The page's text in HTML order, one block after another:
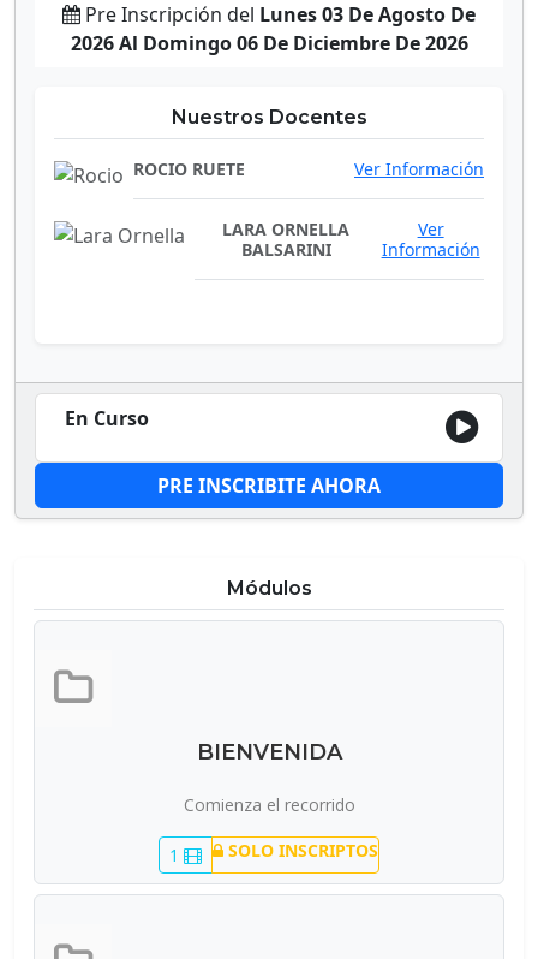
Pre Inscripción del Lunes 03 De Agosto De
2026 Al Domingo 06 De Diciembre De 2026
Nuestros Docentes
ROCIO RUETE Ver Información
LARA ORNELLA
BALSARINI
Ver
Información
En Curso
PRE INSCRIBITE AHORA
Módulos
BIENVENIDA
Comienza el recorrido
1 SOLO INSCRIPTOS